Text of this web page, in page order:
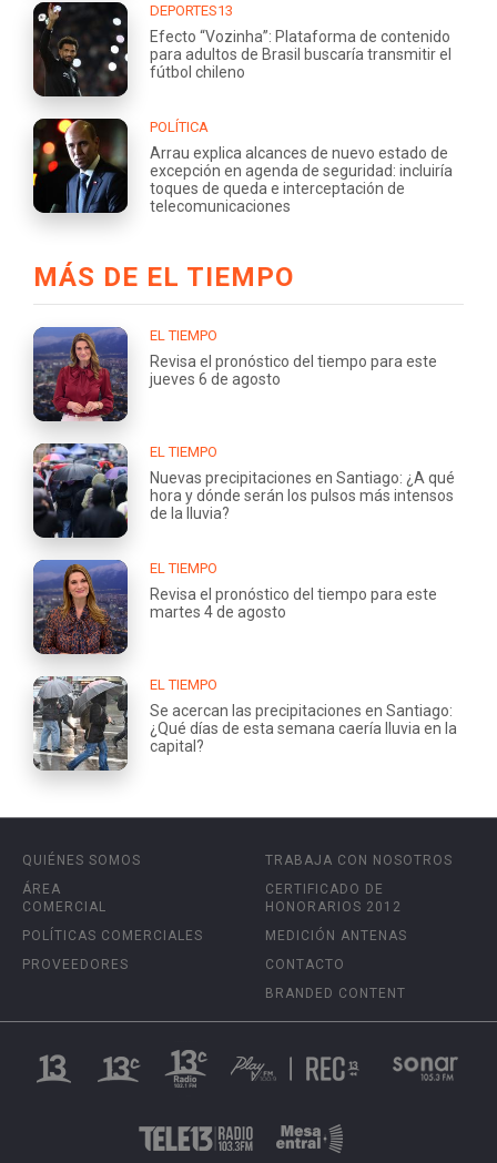
DEPORTES13
Efecto “Vozinha”: Plataforma de contenido
para adultos de Brasil buscaría transmitir el
fútbol chileno
POLÍTICA
Arrau explica alcances de nuevo estado de
excepción en agenda de seguridad: incluiría
toques de queda e interceptación de
telecomunicaciones
MÁS DE EL TIEMPO
EL TIEMPO
Revisa el pronóstico del tiempo para este
jueves 6 de agosto
EL TIEMPO
Nuevas precipitaciones en Santiago: ¿A qué
hora y dónde serán los pulsos más intensos
de la lluvia?
EL TIEMPO
Revisa el pronóstico del tiempo para este
martes 4 de agosto
EL TIEMPO
Se acercan las precipitaciones en Santiago:
¿Qué días de esta semana caería lluvia en la
capital?
QUIÉNES SOMOS
ÁREA
COMERCIAL
POLÍTICAS COMERCIALES
PROVEEDORES
TRABAJA CON NOSOTROS
CERTIFICADO DE
HONORARIOS 2012
MEDICIÓN ANTENAS
CONTACTO
BRANDED CONTENT